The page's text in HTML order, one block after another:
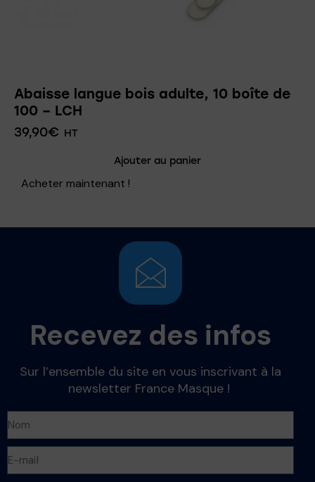
Abaisse langue bois adulte, 10 boîte de
100 – LCH
39,90€ HT
Ajouter au panier
Acheter maintenant !
Recevez des infos
Sur l’ensemble du site en vous inscrivant à la
newsletter France Masque !